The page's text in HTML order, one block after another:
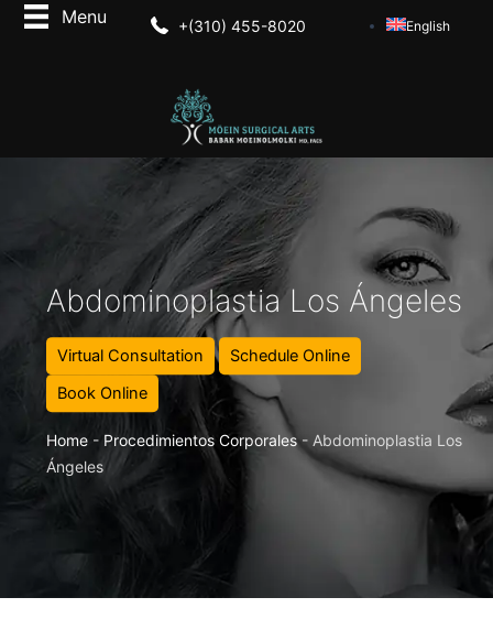
English
+(310) 455-8020
Abdominoplastia Los Ángeles
Virtual Consultation
Schedule Online
Book Online
Home - Procedimientos Corporales - Abdominoplastia Los
Ángeles